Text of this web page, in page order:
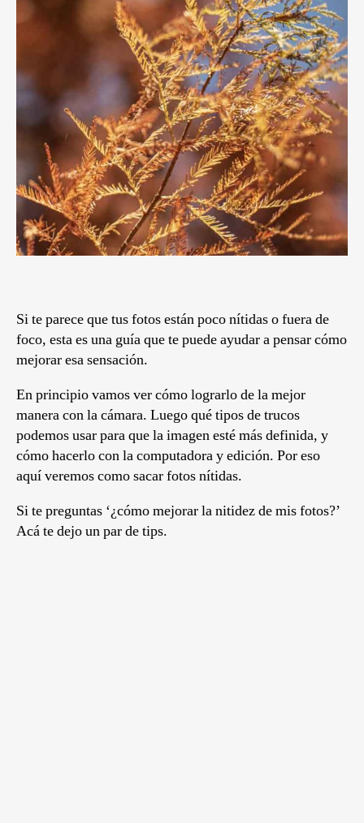
Si te parece que tus fotos están poco nítidas o fuera de
foco, esta es una guía que te puede ayudar a pensar cómo
mejorar esa sensación.
En principio vamos ver cómo lograrlo de la mejor
manera con la cámara. Luego qué tipos de trucos
podemos usar para que la imagen esté más definida, y
cómo hacerlo con la computadora y edición. Por eso
aquí veremos como sacar fotos nítidas.
Si te preguntas ‘¿cómo mejorar la nitidez de mis fotos?’
Acá te dejo un par de tips.